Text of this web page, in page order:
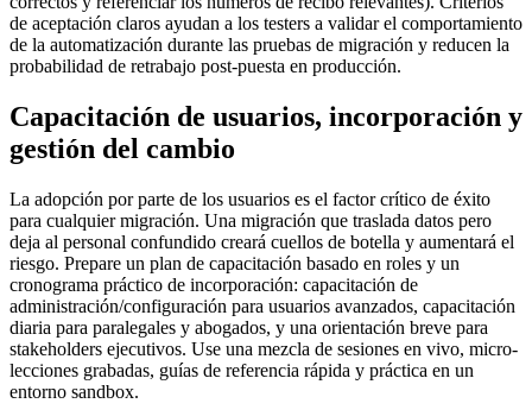
de aceptación claros ayudan a los testers a validar el comportamiento
de la automatización durante las pruebas de migración y reducen la
probabilidad de retrabajo post-puesta en producción.
Capacitación de usuarios, incorporación y
gestión del cambio
La adopción por parte de los usuarios es el factor crítico de éxito
para cualquier migración. Una migración que traslada datos pero
deja al personal confundido creará cuellos de botella y aumentará el
riesgo. Prepare un plan de capacitación basado en roles y un
cronograma práctico de incorporación: capacitación de
administración/configuración para usuarios avanzados, capacitación
diaria para paralegales y abogados, y una orientación breve para
stakeholders ejecutivos. Use una mezcla de sesiones en vivo, micro-
lecciones grabadas, guías de referencia rápida y práctica en un
entorno sandbox.